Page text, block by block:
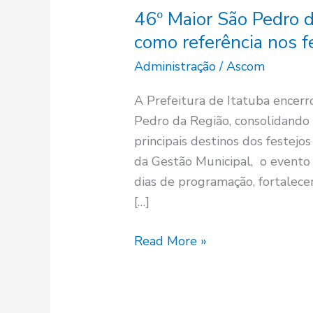
46º Maior São Pedro
como referência nos
Administração/Ascom
A Prefeitura de Itatuba
Pedro da Região,
principais destinos dos
da Gestão Municipal, o
dias de programação,
[…]
Read More »